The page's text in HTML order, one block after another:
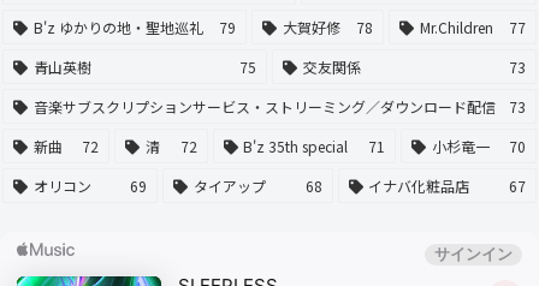
B'z ゆかりの地・聖地巡礼
79 大賀好修 78 Mr.Children
77
青山英樹
75 交友関係
73
音楽サブスクリプションサービス・ストリーミング／ダウンロード配信
73
新曲
72 清 72 B'z 35th special 71 小杉竜一
70
オリコン
69 タイアップ 68 イナバ化粧品店 67